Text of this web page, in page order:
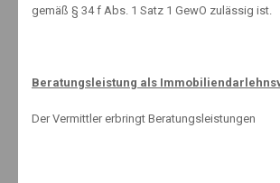
www.schnell-mal-sparen.com (extern)
gemäß § 34 f Abs. 1 Satz 1 GewO zulässig ist.
Beratungsleistung als
Der Vermittler erbringt Beratungsleistungen